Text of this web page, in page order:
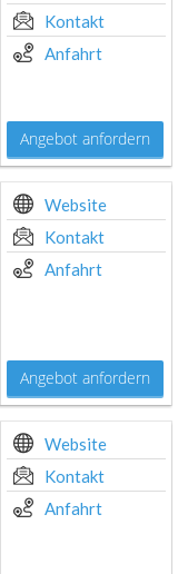
Kontakt
Anfahrt
Angebot anfordern
Website
Kontakt
Anfahrt
Angebot anfordern
Website
Kontakt
Anfahrt